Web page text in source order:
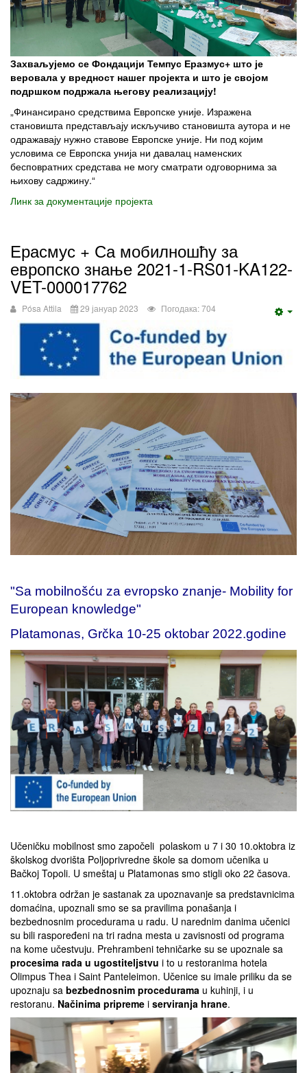
Захваљујемо се Фондацији Темпус Еразмус+ што је
веровала у вредност нашег пројекта и што је својом
подршком подржала његову реализацију!
„Финансирано средствима Европске уније. Изражена
становишта представљају искључиво становишта аутора и не
одражавају нужно ставове Европске уније. Ни под којим
условима се Европска унија ни давалац наменских
бесповратних средстава не могу сматрати одговорнима за
њихову садржину.“
Линк за документације пројекта
Ерасмус + Са мобилношћу за
европско знање 2021-1-RS01-KA122-
VET-000017762
Pósa Attila 29 јануар 2023 Погодака: 704
"Sa mobilnošću za evropsko znanje- Mobility for
European knowledge"
Platamonas, Grčka 10-25 oktobar 2022.godine
Učeničku mobilnost smo započeli polaskom u 7 i 30 10.oktobra iz
školskog dvorišta Poljoprivredne škole sa domom učenika u
Bačkoj Topoli. U smeštaj u Platamonas smo stigli oko 22 časova.
11.oktobra održan je sastanak za upoznavanje sa predstavnicima
domaćina, upoznali smo se sa pravilima ponašanja i
bezbednosnim procedurama u radu. U narednim danima učenici
su bili raspoređeni na tri radna mesta u zavisnosti od programa
na kome učestvuju. Prehrambeni tehničarke su se upoznale sa
procesima rada u ugostiteljstvu i to u restoranima hotela
Olimpus Thea i Saint Panteleimon. Učenice su imale priliku da se
upoznaju sa bezbednosnim procedurama u kuhinji, i u
restoranu. Načinima pripreme i serviranja hrane.